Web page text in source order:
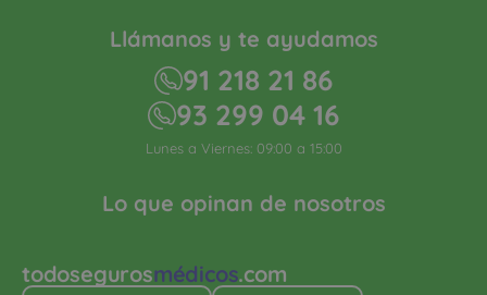
todosegurosmédicos.com
Lo que opinan de nosotros
Llámanos y te ayudamos
91 218 21 86
93 299 04 16
Lunes a Viernes: 09:00 a 15:00